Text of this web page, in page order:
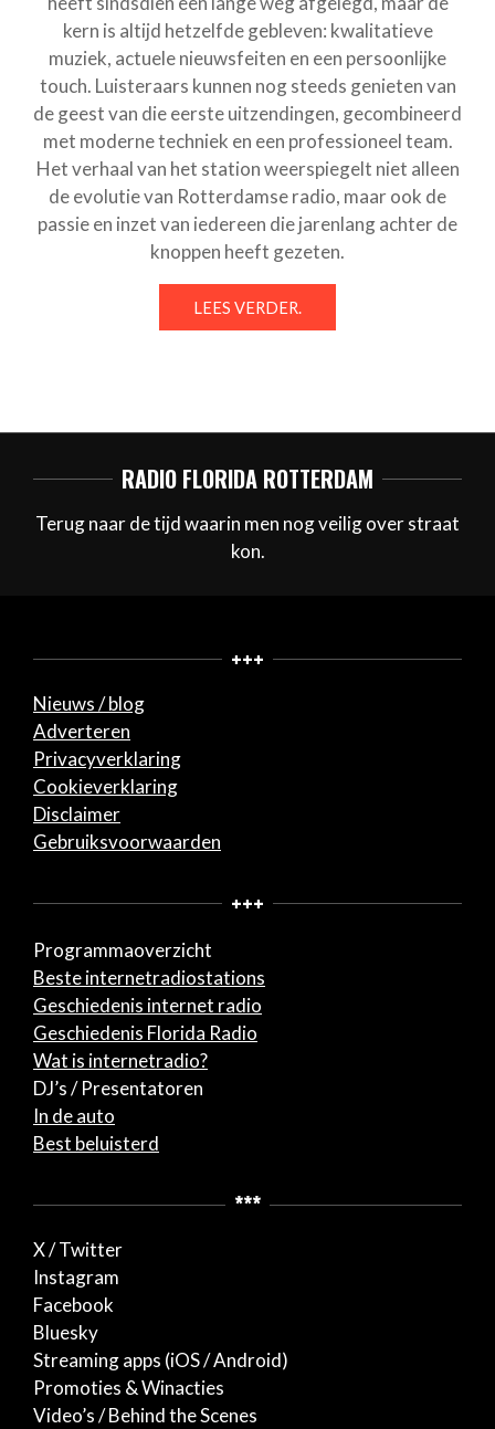
kern is altijd hetzelfde gebleven: kwalitatieve
muziek, actuele nieuwsfeiten en een persoonlijke
touch. Luisteraars kunnen nog steeds genieten van
de geest van die eerste uitzendingen, gecombineerd
met moderne techniek en een professioneel team.
Het verhaal van het station weerspiegelt niet alleen
de evolutie van Rotterdamse radio, maar ook de
passie en inzet van iedereen die jarenlang achter de
knoppen heeft gezeten.
LEES VERDER.
RADIO FLORIDA ROTTERDAM
Terug naar de tijd waarin men nog veilig over straat
kon.
+++
Nieuws / blog
Adverteren
Privacyverklaring
Cookieverklaring
Disclaimer
Gebruiksvoorwaarden
+++
Programmaoverzicht
Beste internetradiostations
Geschiedenis internet radio
Geschiedenis Florida Radio
Wat is internetradio?
DJ’s / Presentatoren
In de auto
Best beluisterd
***
X / Twitter
Instagram
Facebook
Bluesky
Streaming apps (iOS / Android)
Promoties & Winacties
Video’s / Behind the Scenes